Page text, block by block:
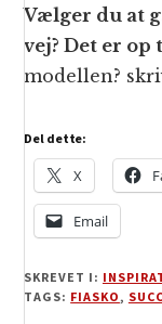
Vælger du at
vej? Det er
modellen?
Del dette:
X
Email
SKREVET I:
TAGS: FIASKO,